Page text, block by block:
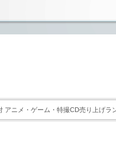
アニメ・ゲーム・特撮CD売り上げラ